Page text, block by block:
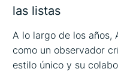
las listas
A lo largo de los años,
como un observador
estilo único y su